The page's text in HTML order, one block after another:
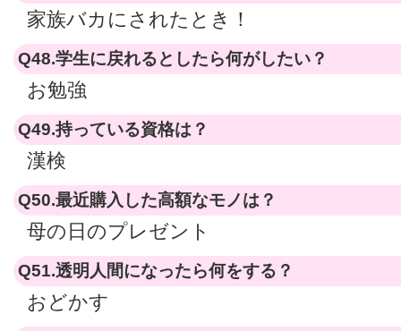
家族バカにされたとき！
Q48.学生に戻れるとしたら何がしたい？
お勉強
Q49.持っている資格は？
漢検
Q50.最近購入した高額なモノは？
母の日のプレゼント
Q51.透明人間になったら何をする？
おどかす